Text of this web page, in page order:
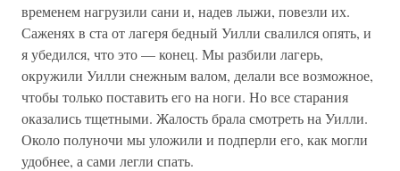
временем нагрузили сани и, надев лыжи, повезли их.
Саженях в ста от лагеря бедный Уилли свалился опять, и
я убедился, что это — конец. Мы разбили лагерь,
окружили Уилли снежным валом, делали все возможное,
чтобы только поставить его на ноги. Но все старания
оказались тщетными. Жалость брала смотреть на Уилли.
Около полуночи мы уложили и подперли его, как могли
удобнее, а сами легли спать.